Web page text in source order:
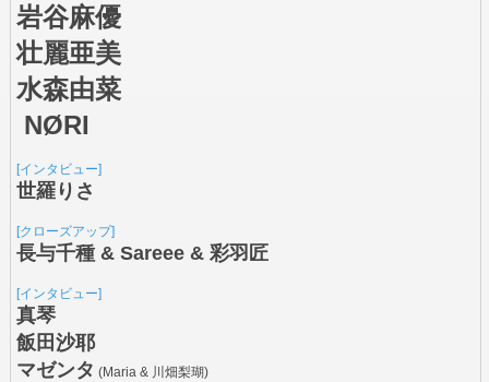
岩谷麻優
壮麗亜美
水森由菜
NØRI
[インタビュー]
世羅りさ
[クローズアップ]
長与千種 & Sareee & 彩羽匠
[インタビュー]
真琴
飯田沙耶
マゼンタ (Maria & 川畑梨瑚)